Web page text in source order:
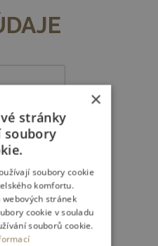
×
stránky
soubory
soubory cookie
komfortu.
webových stránek
cookie v souladu
souborů cookie.